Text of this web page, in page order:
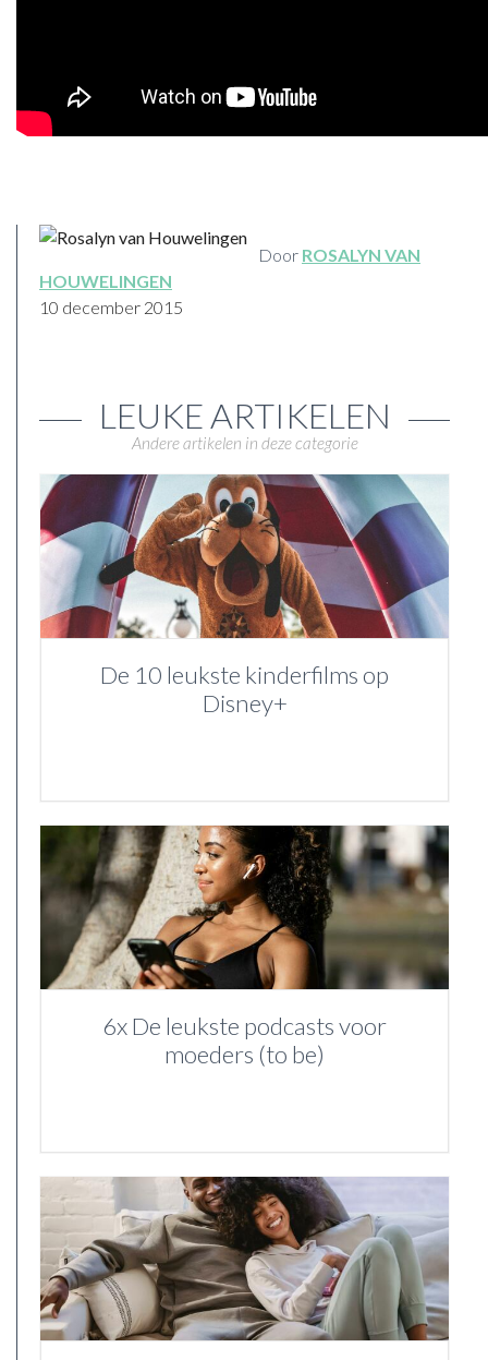
Door ROSALYN VAN
HOUWELINGEN
10 december 2015
LEUKE ARTIKELEN
Andere artikelen in deze categorie
De 10 leukste kinderfilms op
Disney+
6x De leukste podcasts voor
moeders (to be)